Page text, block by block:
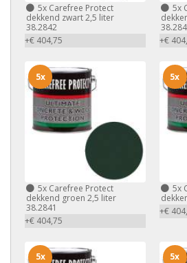
5x Carefree Protect
dekkend zwart 2,5 liter
38.2842
+€ 404,75
5x
+€
5x Carefree Protect
dekkend groen 2,5 liter
38.2841
+€ 404,75
5x
5x
+€
5x
5x 5x